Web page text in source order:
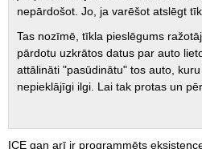
nepārdošot. Jo, ja varēšot atslēgt
Tas nozīmē, tīkla pieslēgums
pārdotu uzkrātos datus par auto
attālināti "pasūdinātu" tos auto,
nepieklājīgi ilgi. Lai tak protas un
ICE gan arī ir programmēts